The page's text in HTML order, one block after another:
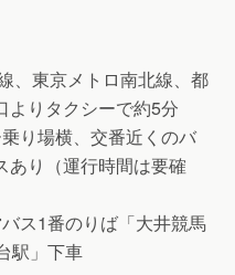
、東京メトロ南北線、都
よりタクシーで約5分
り場横、交番近くのバ
あり（運行時間は要確
ス1番のりば「大井競馬
駅」下車